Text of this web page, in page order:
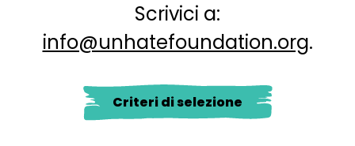
Scrivici a:
info@unhatefoundation.org.
Criteri di selezione